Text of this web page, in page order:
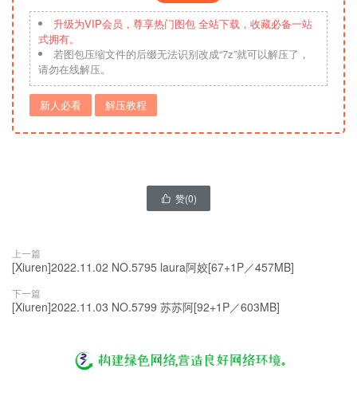
升级为VIP会员，尊享热门图包 全站下载，收藏必备一站
式拥有。
若图包压缩文件的后缀无法识别改成“7z”就可以解压了，
请勿在线解压。
新人必看 解压教程
 赞(0)
上一篇
[Xiuren]2022.11.02 NO.5795 laura阿姣[67+1P／457MB]
下一篇
[Xiuren]2022.11.03 NO.5799 苏苏阿[92+1P／603MB]